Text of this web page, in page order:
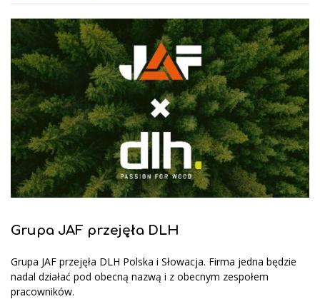
Grupa JAF przejęła DLH
Grupa JAF przejęła DLH Polska i Słowacja. Firma jedna będzie
nadal działać pod obecną nazwą i z obecnym zespołem
pracowników.